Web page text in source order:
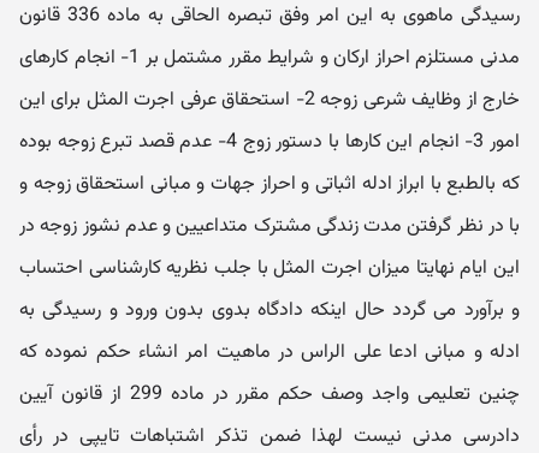
رسیدگی ماهوی به این امر وفق تبصره الحاقی به ماده 336 قانون
مدنی مستلزم احراز ارکان و شرایط مقرر مشتمل بر 1- انجام کارهای
خارج از وظایف شرعی زوجه 2- استحقاق عرفی اجرت المثل برای این
امور 3- انجام این کارها با دستور زوج 4- عدم قصد تبرع زوجه بوده
که بالطبع با ابراز ادله اثباتی و احراز جهات و مبانی استحقاق زوجه و
با در نظر گرفتن مدت زندگی مشترک متداعیین و عدم نشوز زوجه در
این ایام نهایتا میزان اجرت المثل با جلب نظریه کارشناسی احتساب
و برآورد می گردد حال اینکه دادگاه بدوی بدون ورود و رسیدگی به
ادله و مبانی ادعا علی الراس در ماهیت امر انشاء حکم نموده که
چنین تعلیمی واجد وصف حکم مقرر در ماده 299 از قانون آیین
دادرسی مدنی نیست لهذا ضمن تذکر اشتباهات تایپی در رأی